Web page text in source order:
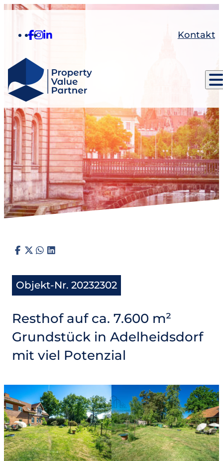
Kontakt
Objekt-Nr. 20232302
Resthof auf ca. 7.600 m²
Grundstück in Adelheidsdorf
mit viel Potenzial